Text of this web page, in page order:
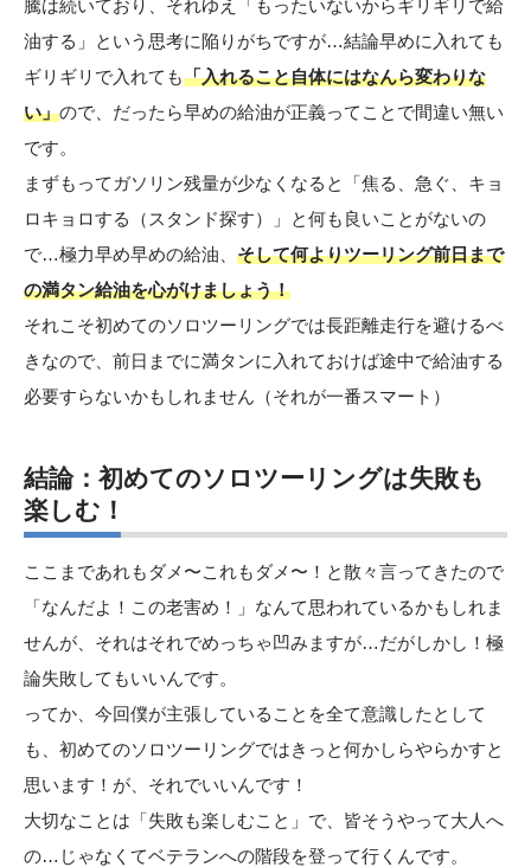
騰は続いており、それゆえ「もったいないからギリギリで給
油する」という思考に陥りがちですが…結論早めに入れても
ギリギリで入れても「入れること自体にはなんら変わりな
い」ので、だったら早めの給油が正義ってことで間違い無い
です。
まずもってガソリン残量が少なくなると「焦る、急ぐ、キョ
ロキョロする（スタンド探す）」と何も良いことがないの
で…極力早め早めの給油、 そして何よりツーリング前日まで
の満タン給油を心がけましょう！
それこそ初めてのソロツーリングでは長距離走行を避けるべ
きなので、前日までに満タンに入れておけば途中で給油する
必要すらないかもしれません（それが一番スマート）
結論：初めてのソロツーリングは失敗も
楽しむ！
ここまであれもダメ〜これもダメ〜！と散々言ってきたので
「なんだよ！この老害め！」なんて思われているかもしれま
せんが、それはそれでめっちゃ凹みますが…だがしかし！極
論失敗してもいいんです。
ってか、今回僕が主張していることを全て意識したとして
も、初めてのソロツーリングではきっと何かしらやらかすと
思います！が、それでいいんです！
大切なことは「失敗も楽しむこと」で、皆そうやって大人へ
の…じゃなくてベテランへの階段を登って行くんです。